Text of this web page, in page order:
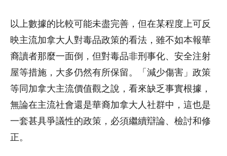
以上數據的比較可能未盡完善，但在某程度上可反
映主流加拿大人對毒品政策的看法，雖不如本報華
裔讀者那麼一面倒，但對毒品非刑事化、安全注射
屋等措施，大多仍然有所保留。「減少傷害」政策
等同加拿大主流價值觀之說，看來缺乏事實根據，
無論在主流社會還是華裔加拿大人社群中，這也是
一套甚具爭議性的政策，必須繼續辯論、檢討和修
正。